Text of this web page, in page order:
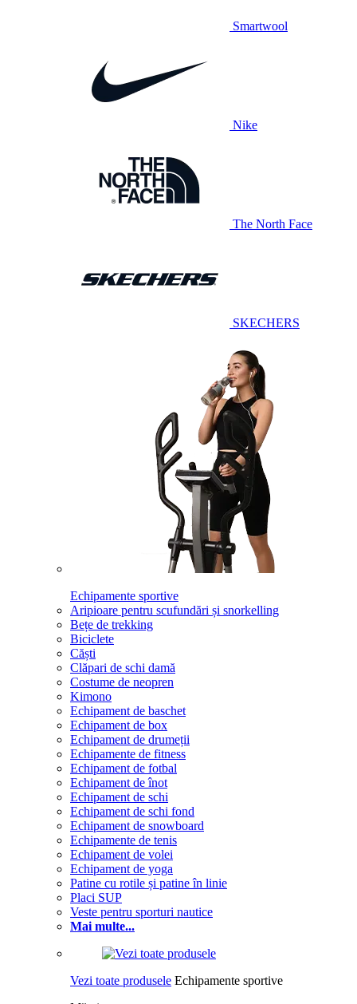
Smartwool
Nike
The North Face
SKECHERS
Echipamente sportive
Aripioare pentru scufundări și snorkelling
Bețe de trekking
Biciclete
Căști
Clăpari de schi damă
Costume de neopren
Kimono
Echipament de baschet
Echipament de box
Echipament de drumeții
Echipamente de fitness
Echipament de fotbal
Echipament de înot
Echipament de schi
Echipament de schi fond
Echipament de snowboard
Echipamente de tenis
Echipament de volei
Echipament de yoga
Patine cu rotile și patine în linie
Placi SUP
Veste pentru sporturi nautice
Mai multe...
Vezi toate produsele Echipamente sportive